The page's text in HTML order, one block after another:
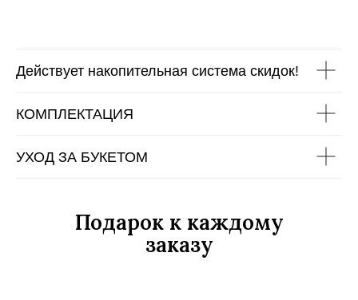
Действует накопительная система скидок!
КОМПЛЕКТАЦИЯ
УХОД ЗА БУКЕТОМ
Подарок к каждому
заказу